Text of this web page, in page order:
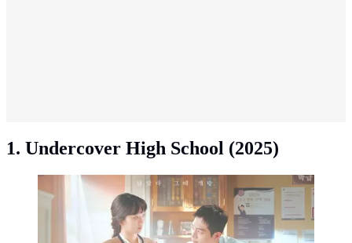
1. Undercover High School (2025)
Drakor UNDERCOVER HIGH SCHOOL. (credit:
mydramalist)